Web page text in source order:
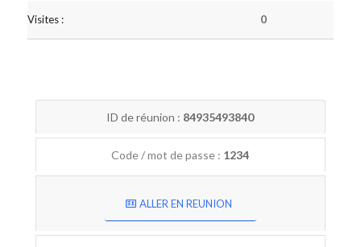
Visites : 0
ID de réunion : 84935493840
Code / mot de passe : 1234
ALLER EN REUNION